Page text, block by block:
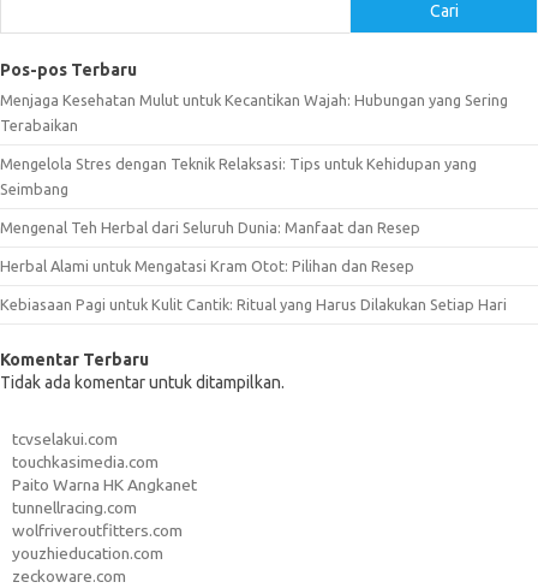
Cari
Pos-pos Terbaru
Menjaga Kesehatan Mulut untuk Kecantikan Wajah: Hubungan yang Sering
Terabaikan
Mengelola Stres dengan Teknik Relaksasi: Tips untuk Kehidupan yang
Seimbang
Mengenal Teh Herbal dari Seluruh Dunia: Manfaat dan Resep
Herbal Alami untuk Mengatasi Kram Otot: Pilihan dan Resep
Kebiasaan Pagi untuk Kulit Cantik: Ritual yang Harus Dilakukan Setiap Hari
Komentar Terbaru
Tidak ada komentar untuk ditampilkan.
tcvselakui.com
touchkasimedia.com
Paito Warna HK Angkanet
tunnellracing.com
wolfriveroutfitters.com
youzhieducation.com
zeckoware.com